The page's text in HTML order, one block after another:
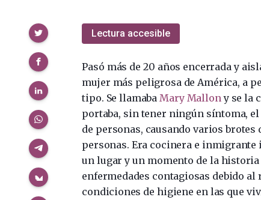
Lectura accesible
Pasó más de 20 años encerrada y
mujer más peligrosa de América, a
tipo. Se llamaba Mary Mallon y se la
portaba, sin tener ningún síntoma,
de personas, causando varios
personas. Era cocinera e
un lugar y un momento de la
enfermedades contagiosas debido
condiciones de higiene en las que
Compartir